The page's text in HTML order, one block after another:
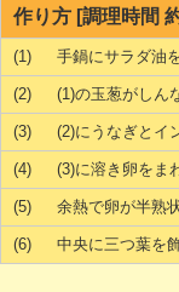
作り方 [調理時間
(1) 手鍋にサラダ油
(2) (1)の玉葱がしん
(3) (2)にうなぎとイ
(4) (3)に溶き卵をま
(5) 余熱で卵が半熟
(6) 中央に三つ葉を